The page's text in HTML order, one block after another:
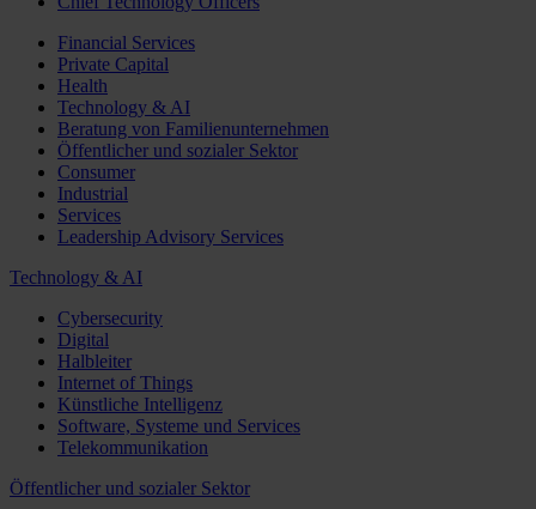
Financial Services
Private Capital
Health
Technology & AI
Beratung von Familienunternehmen
Öffentlicher und sozialer Sektor
Consumer
Industrial
Services
Leadership Advisory Services
Technology & AI
Cybersecurity
Digital
Halbleiter
Internet of Things
Künstliche Intelligenz
Software, Systeme und Services
Telekommunikation
Öffentlicher und sozialer Sektor